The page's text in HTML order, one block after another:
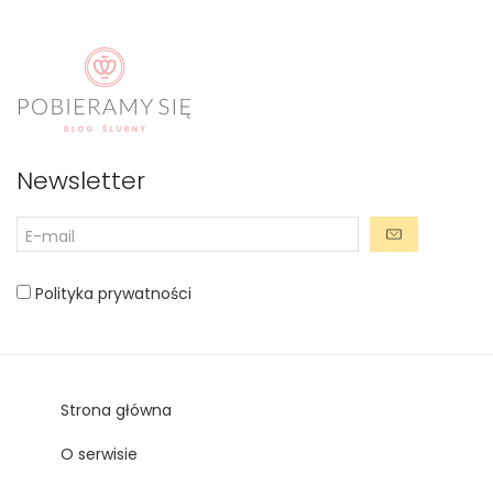
Newsletter
Polityka prywatności
Strona główna
O serwisie